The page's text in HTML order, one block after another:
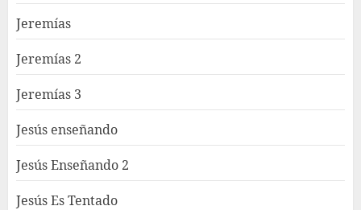
Jeremías
Jeremías 2
Jeremías 3
Jesús enseñando
Jesús Enseñando 2
Jesús Es Tentado